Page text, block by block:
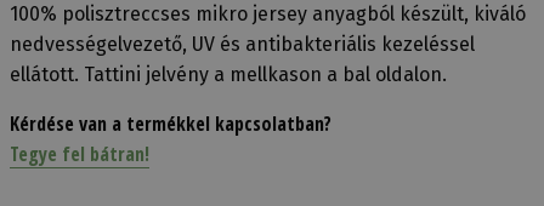
100% polisztreccses mikro jersey anyagból készült, kiváló
nedvességelvezető, UV és antibakteriális kezeléssel
ellátott. Tattini jelvény a mellkason a bal oldalon.
Kérdése van a termékkel kapcsolatban?
Tegye fel bátran!